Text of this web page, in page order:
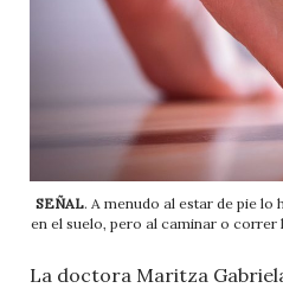
SEÑAL. A menudo al estar de pie lo
en el suelo, pero al caminar o correr
La doctora Maritza